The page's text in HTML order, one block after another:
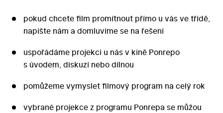
pokud chcete film promítnout přímo u vás ve třídě,
napište nám a domluvíme se na řešení
uspořádáme projekci u nás v kině Ponrepo
s úvodem, diskuzí nebo dílnou
pomůžeme vymyslet filmový program na celý rok
vybrané projekce z programu Ponrepa se můžou